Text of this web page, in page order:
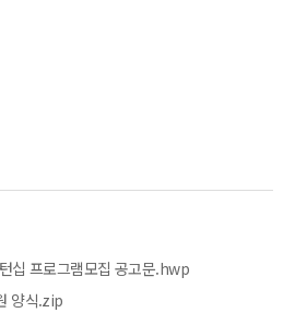
십 프로그램모집 공고문.hwp
양식.zip